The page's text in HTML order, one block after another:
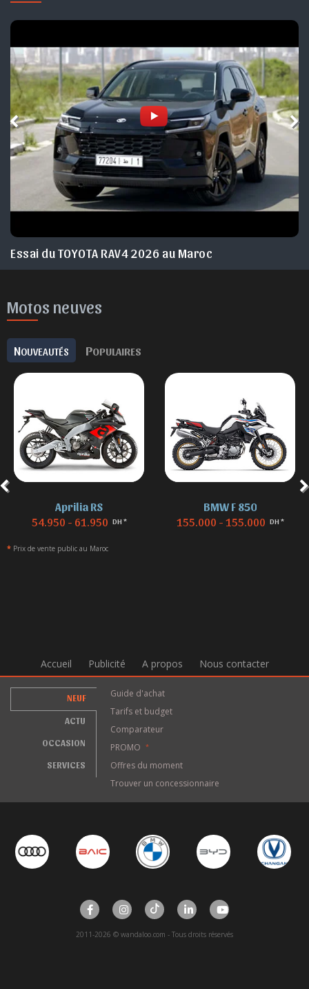
Essai du JEEP Avenger facelift 2026 Maroc
Motos neuves
NOUVEAUTÉS POPULAIRES
Aprilia RS
54.950 - 61.950 DH *
BMW F 850
155.000 - 155.000 DH *
* Prix de vente public au Maroc
Accueil Publicité A propos Nous contacter
NEUF
ACTU
OCCASION
SERVICES
Guide d'achat
Tarifs et budget
Comparateur
PROMO
*
Offres du moment
Trouver un concessionnaire
2011-2026 © wandaloo.com - Tous droits réservés